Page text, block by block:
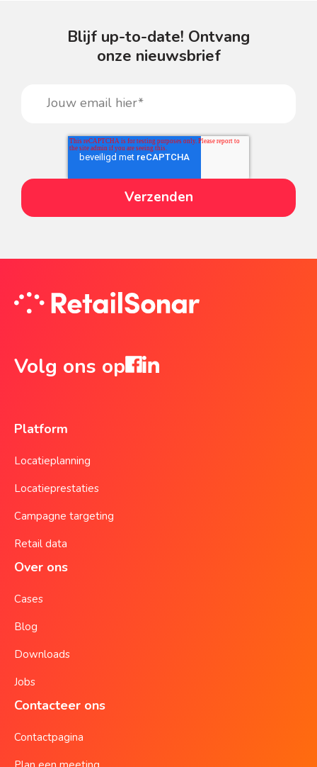
Blijf up-to-date! Ontvang
onze nieuwsbrief
Volg ons op
Platform
Locatieplanning
Locatieprestaties
Campagne targeting
Retail data
Over ons
Cases
Blog
Downloads
Jobs
Contacteer ons
Contactpagina